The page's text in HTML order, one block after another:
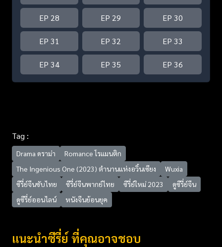
EP 28 EP 29 EP 30
EP 31 EP 32 EP 33
EP 34 EP 35 EP 36
Tag :
Drama ดราม่า
Romance โรแมนติก
The Ingenious One (2023) ตำนานแห่งอวิ๋นเซียง
Wuxia
ซีรี่ย์จีนซับไทย
ซีรี่ย์จีนพากย์ไทย ซีรี่ย์ใหม่ 2023
ดูซีรี่ย์จีน
ดูซีรี่ย์ออนไลน์
หนังจีนย้อนยุค
แนะนำซีรี่ย์ ที่คุณอาจชอบ